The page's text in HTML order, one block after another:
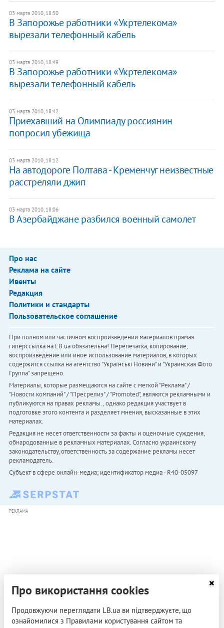
03 марта 2010, 18:50
В Запорожье работники «Укртелекома»
вырезали телефонный кабель
03 марта 2010, 18:49
В Запорожье работники «Укртелекома»
вырезали телефонный кабель
03 марта 2010, 18:42
Приехавший на Олимпиаду россиянин
попросил убежища
03 марта 2010, 18:12
На автодороге Полтава - Кременчуг неизвестные
расстреляли джип
03 марта 2010, 18:06
В Азербайджане разбился военный самолет
Про нас
Реклама на сайте
Ивенты
Редакция
Политики и стандарты
Пользовательское соглашение
При полном или частичном воспроизведении материалов прямая
гиперссылка на LB.ua обязательна! Перепечатка, копирование,
воспроизведение или иное использование материалов, в которых
содержится ссылка на агентство "Українськi Новини" и "Украинская Фото
Группа" запрещено.
Материалы, которые размещаются на сайте с меткой "Реклама" /
"Новости компаний" / "Пресрелиз" / "Promoted", являются рекламными и
публикуются на правах рекламы. , однако редакция участвует в
подготовке этого контента и разделяет мнения, высказанные в этих
материалах.
Редакция не несет ответственности за факты и оценочные суждения,
обнародованные в рекламных материалах. Согласно украинскому
законодательству, ответственность за содержание рекламы несет
рекламодатель.
Субъект в сфере онлайн-медиа; идентификатор медиа - R40-05097
РЕКЛАМА
Про використання cookies
Продовжуючи переглядати LB.ua ви підтверджуєте, що
ознайомилися з Правилами користування сайтом та